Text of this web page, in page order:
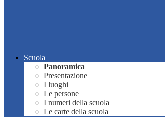
Scuola
Panoramica
Presentazione
I luoghi
Le persone
I numeri della scuola
Le carte della scuola